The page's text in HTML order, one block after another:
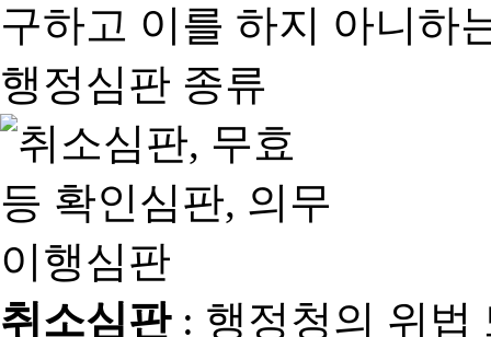
구하고 이를 하지 아니하
행정심판 종류
취소심판: 행정청의 위법